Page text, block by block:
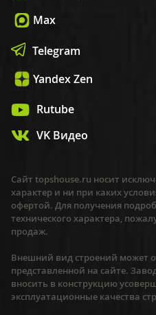
Max
Telegram
Yandex Zen
Rutube
VK Видео
Сайт topshouse.ru носит
характер и ни при каких
офертой. Для получения
технического характера,
продаж.
Внешний вид строений может
представленной на сайте.
вносить в конструкцию
эксплуатационные качества